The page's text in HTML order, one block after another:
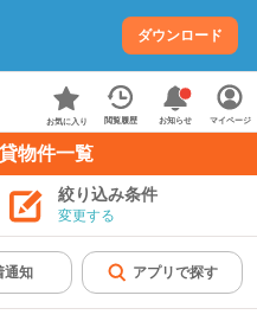
ダウンロード
お気に入り 閲覧履歴 お知らせ マイページ
物件一覧
絞り込み条件
変更する
通知 アプリで探す